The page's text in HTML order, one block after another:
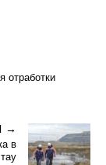
отработки
в